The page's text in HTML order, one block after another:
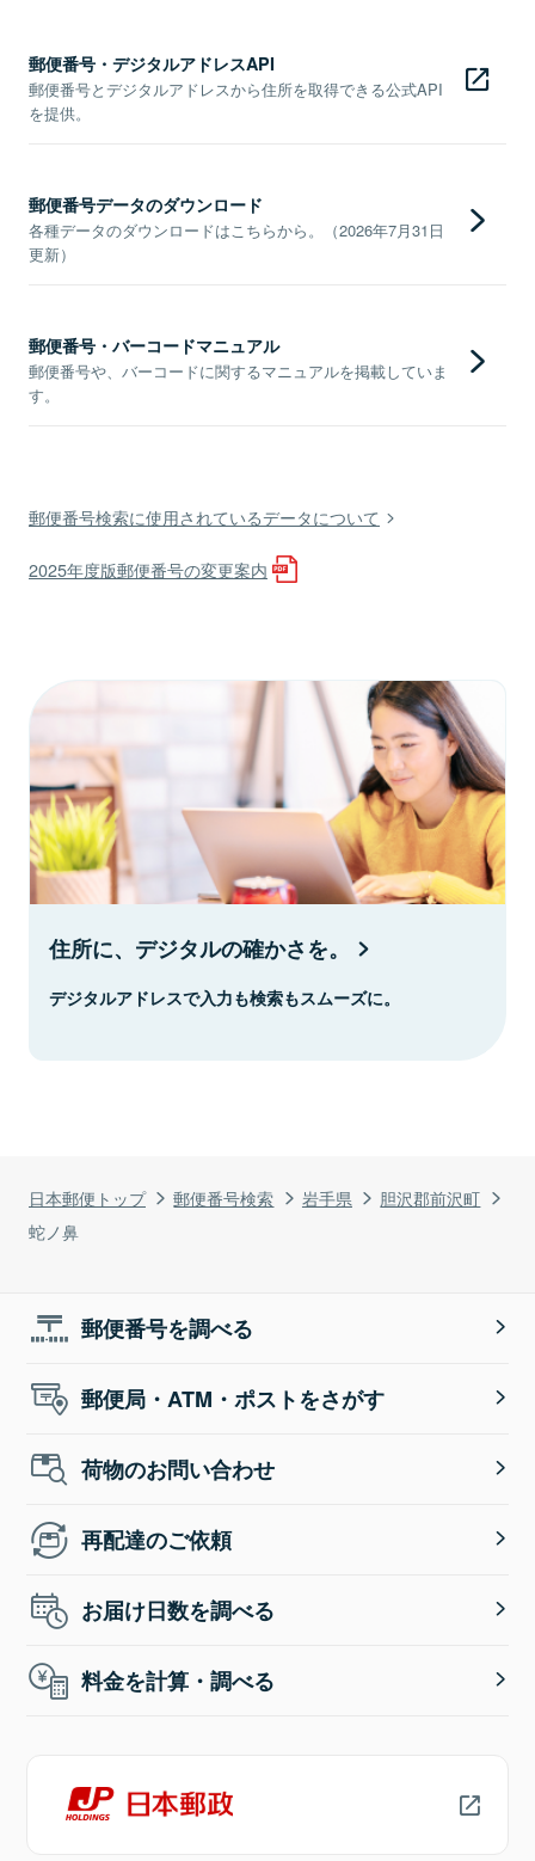
日本郵便トップ 郵便番号検索 岩手県
胆沢郡前沢町
蛇ノ鼻
郵便番号・デジタルアドレスAPI
郵便番号とデジタルアドレスから住所を取得できる公式API
を提供。
郵便番号データのダウンロード
各種データのダウンロードはこちらから。（2026年7月31日
更新）
郵便番号・バーコードマニュアル
郵便番号や、バーコードに関するマニュアルを掲載していま
す。
郵便番号検索に使用されているデータについて
2025年度版郵便番号の変更案内
住所に、デジタルの確かさを。
デジタルアドレスで入力も検索もスムーズに。
郵便番号を調べる
郵便局・ATM・ポストをさがす
荷物のお問い合わせ
再配達のご依頼
お届け日数を調べる
料金を計算・調べる